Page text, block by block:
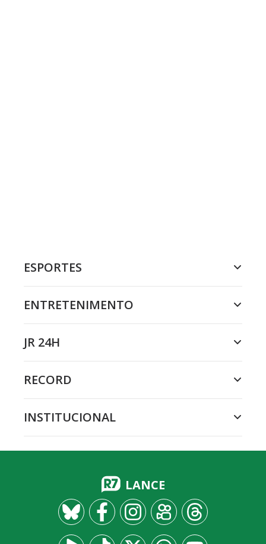
ESPORTES
ENTRETENIMENTO
JR 24H
RECORD
INSTITUCIONAL
LANCE